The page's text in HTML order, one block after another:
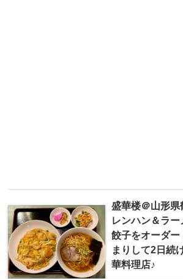
盛華楼＠山形
レンハン＆ラ
餃子をオーダー
まりして2日続
華料理店♪